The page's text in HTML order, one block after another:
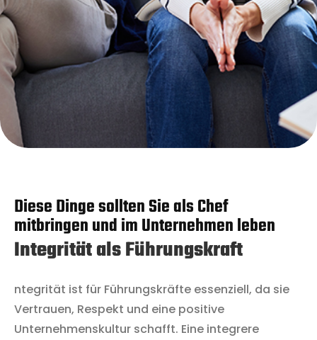
Diese Dinge sollten Sie als Chef
mitbringen und im Unternehmen leben
Integrität als Führungskraft
ntegrität ist für Führungskräfte essenziell, da sie
Vertrauen, Respekt und eine positive
Unternehmenskultur schafft. Eine integrere